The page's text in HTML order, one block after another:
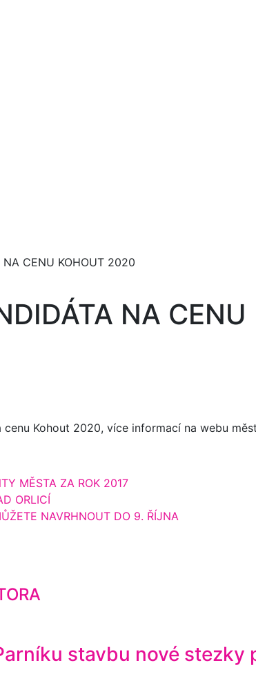
NA CENU KOHOUT 2020
NA
Kohout 2020, více informací na webu
MĚSTA ZA ROK 2017
ORLICÍ
NAVRHNOUT DO 9. ŘÍJNA
stavbu nové